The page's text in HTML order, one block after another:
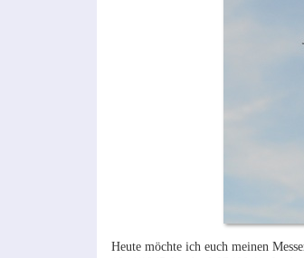
Heute möchte ich euch meinen